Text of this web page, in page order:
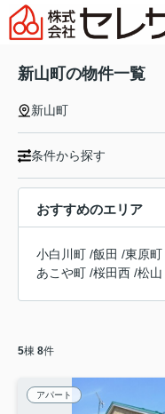
新山町の物件一覧
新山町
条件から探す
おすすめのエリア
小白川町 /飯田 /東原町
あこや町 /桜田西 /松山
5棟 8件
アパート